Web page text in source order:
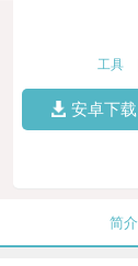
工具
安卓下载
简介